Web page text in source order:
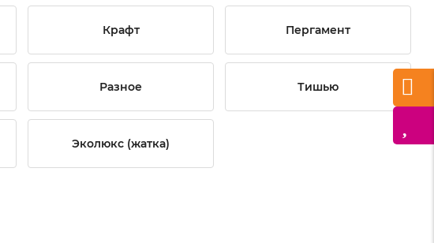
Крафт Пергамент
Разное Тишью
Эколюкс (жатка)